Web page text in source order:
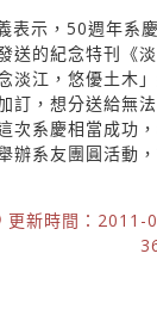
表示，50週年系
送的紀念特刊《
淡江，悠優土木
訂，想分送給無
次系慶相當成功
辦系友團圓活動
更新時間：2011-